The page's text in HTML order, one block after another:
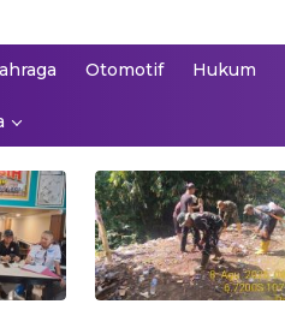
Otomotif Hukum